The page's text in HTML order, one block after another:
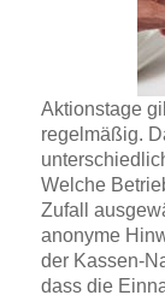
Aktionstage
regelmäßig.
Welche
Zufall
anonyme
der Kassen-
dass die